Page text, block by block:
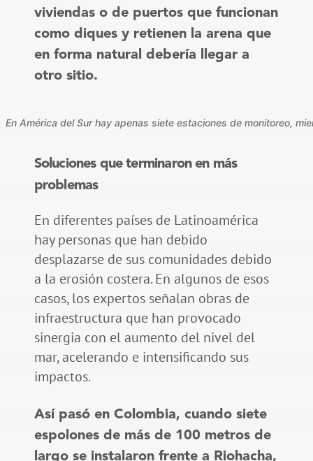
viviendas o de puertos que funcionan
como diques y retienen la arena que
en forma natural debería llegar a
otro sitio.
En América del Sur hay apenas siete estaciones de monitoreo,
Soluciones que terminaron en más
problemas
En diferentes países de Latinoamérica
hay personas que han debido
desplazarse de sus comunidades debido
a la erosión costera. En algunos de esos
casos, los expertos señalan obras de
infraestructura que han provocado
sinergia con el aumento del nivel del
mar, acelerando e intensificando sus
impactos.
Así pasó en Colombia, cuando siete
espolones de más de 100 metros de
largo se instalaron frente a Riohacha,